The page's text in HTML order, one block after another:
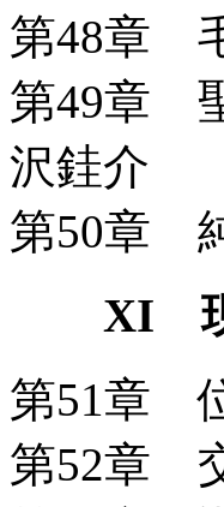
第48章
第49章
沢銈介
第50章
XI
第51章
第52章